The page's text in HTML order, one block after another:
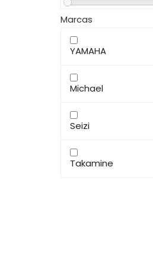
Marcas
YAMAHA
Michael
Seizi
Takamine